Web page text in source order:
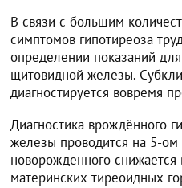
В связи с большим
симптомов гипотиреоза
определении показаний
щитовидной железы.
диагностируется вовремя
Диагностика врождённого
железы проводится на 5-
новорожденного снижается
материнских тиреоидных